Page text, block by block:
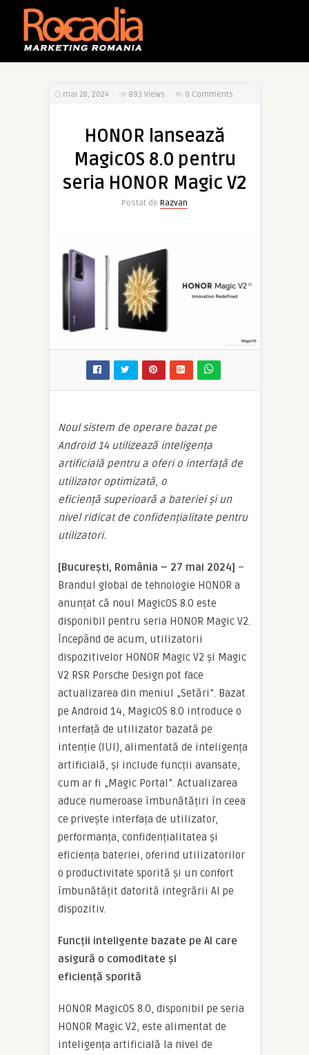
mai 28, 2024 893 Views 0 Comments
HONOR lansează
MagicOS 8.0 pentru
seria HONOR Magic V2
Postat de Razvan
Noul sistem de operare bazat pe
Android 14 utilizează inteligența
artificialăpentru a oferi o interfațăde
utilizator optimizată, o
eficiențăsuperioarăa baterieiși un
nivel ridicat de confidențialitate pentru
utilizatori.
[București, România – 27 mai 2024] –
Brandul global de tehnologie HONOR a
anunțat că noul MagicOS 8.0 este
disponibil pentru seria HONOR Magic V2.
Începând de acum, utilizatorii
dispozitivelor HONOR Magic V2 și Magic
V2 RSR Porsche Design pot face
actualizarea din meniul „Setări”. Bazat
pe Android 14, MagicOS 8.0 introduce o
interfață de utilizator bazată pe
intenție (IUI), alimentată de inteligența
artificială, și include funcții avansate,
cum ar fi „Magic Portal”. Actualizarea
aduce numeroase îmbunătățiri în ceea
ce privește interfața de utilizator,
performanța, confidențialitatea și
eficiența bateriei, oferind utilizatorilor
o productivitate sporită și un confort
îmbunătățit datorită integrării AI pe
dispozitiv.
Funcții inteligente bazate pe AI care
asigură o comoditate și
eficiență sporită
HONOR MagicOS 8.0, disponibil pe seria
HONOR Magic V2, este alimentat de
inteligența artificială la nivel de